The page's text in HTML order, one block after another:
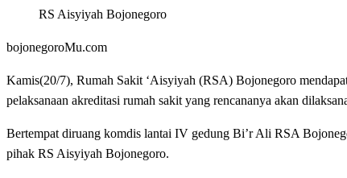
RS Aisyiyah Bojonegoro
bojonegoroMu.com
Kamis(20/7), Rumah Sakit ‘Aisyiyah (RSA) Bojonegoro
pelaksanaan akreditasi rumah sakit yang rencananya akan
Bertempat diruang komdis lantai IV gedung Bi’r Ali RSA
pihak RS Aisyiyah Bojonegoro.